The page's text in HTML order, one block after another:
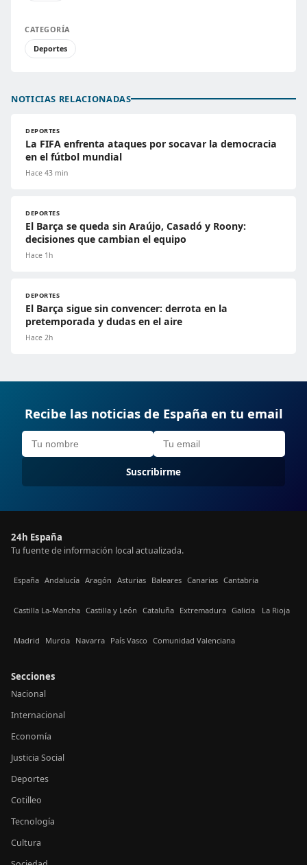
CATEGORÍA
Deportes
NOTICIAS RELACIONADAS
DEPORTES
La FIFA enfrenta ataques por socavar la democracia
en el fútbol mundial
Hace 43 min
DEPORTES
El Barça se queda sin Araújo, Casadó y Roony:
decisiones que cambian el equipo
Hace 1h
DEPORTES
El Barça sigue sin convencer: derrota en la
pretemporada y dudas en el aire
Hace 2h
Recibe las noticias de España en tu email
Suscribirme
24h España
Tu fuente de información local actualizada.
España Andalucía Aragón Asturias Baleares Canarias Cantabria
Castilla La-Mancha Castilla y León Cataluña Extremadura Galicia La Rioja
Madrid Murcia Navarra País Vasco Comunidad Valenciana
Secciones
Nacional
Internacional
Economía
Justicia Social
Deportes
Cotilleo
Tecnología
Cultura